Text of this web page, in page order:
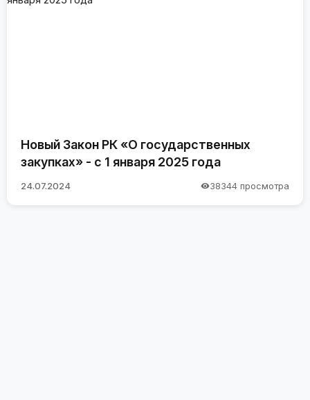
Новый Закон РК «О государственных
закупках» - с 1 января 2025 года
24.07.2024 38344 просмотра